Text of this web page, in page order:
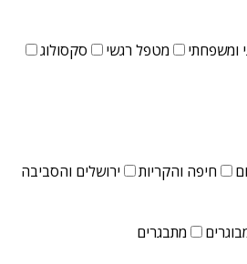
ומשפחתי מטפל רגשי
סקסולוג
חיפה והקריות ירושלים והסביבה
מתבגרים